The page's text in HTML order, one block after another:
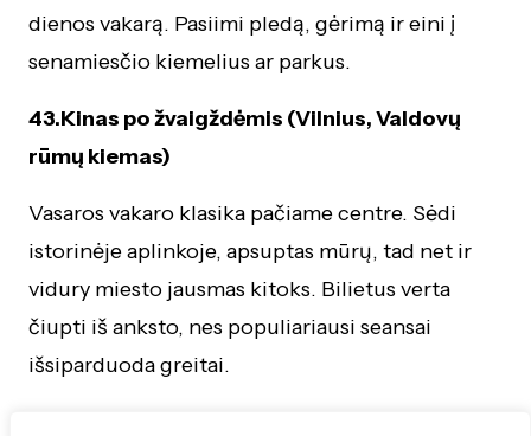
dienos vakarą. Pasiimi pledą, gėrimą ir eini į
senamiesčio kiemelius ar parkus.
43.Kinas po žvaigždėmis (Vilnius, Valdovų
rūmų kiemas)
Vasaros vakaro klasika pačiame centre. Sėdi
istorinėje aplinkoje, apsuptas mūrų, tad net ir
vidury miesto jausmas kitoks. Bilietus verta
čiupti iš anksto, nes populiariausi seansai
išsiparduoda greitai.